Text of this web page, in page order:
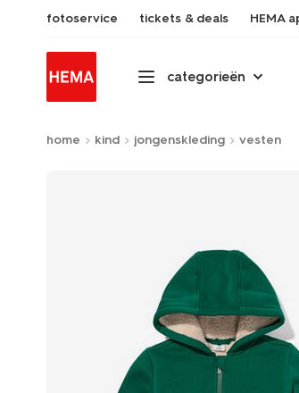
fotoservice tickets & deals HEMA
categorieën
home kind jongenskleding vesten